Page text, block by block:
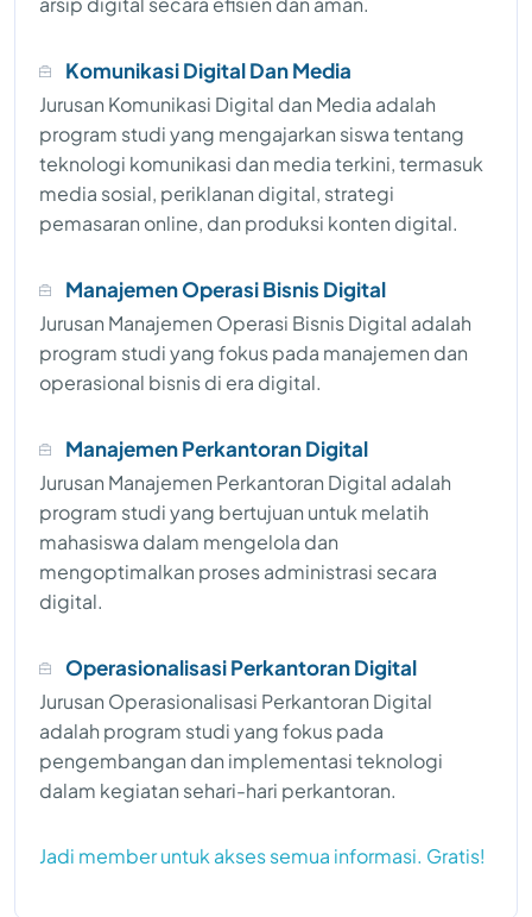
Komunikasi Digital Dan Media
Jurusan Komunikasi Digital dan Media adalah
program studi yang mengajarkan siswa tentang
teknologi komunikasi dan media terkini, termasuk
media sosial, periklanan digital, strategi
pemasaran online, dan produksi konten digital.
Manajemen Operasi Bisnis Digital
Jurusan Manajemen Operasi Bisnis Digital adalah
program studi yang fokus pada manajemen dan
operasional bisnis di era digital.
Manajemen Perkantoran Digital
Jurusan Manajemen Perkantoran Digital adalah
program studi yang bertujuan untuk melatih
mahasiswa dalam mengelola dan
mengoptimalkan proses administrasi secara
digital.
Operasionalisasi Perkantoran Digital
Jurusan Operasionalisasi Perkantoran Digital
adalah program studi yang fokus pada
pengembangan dan implementasi teknologi
dalam kegiatan sehari-hari perkantoran.
Jadi member untuk akses semua informasi. Gratis!